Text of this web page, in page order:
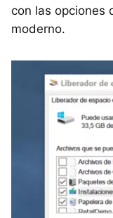
con las opciones
moderno.